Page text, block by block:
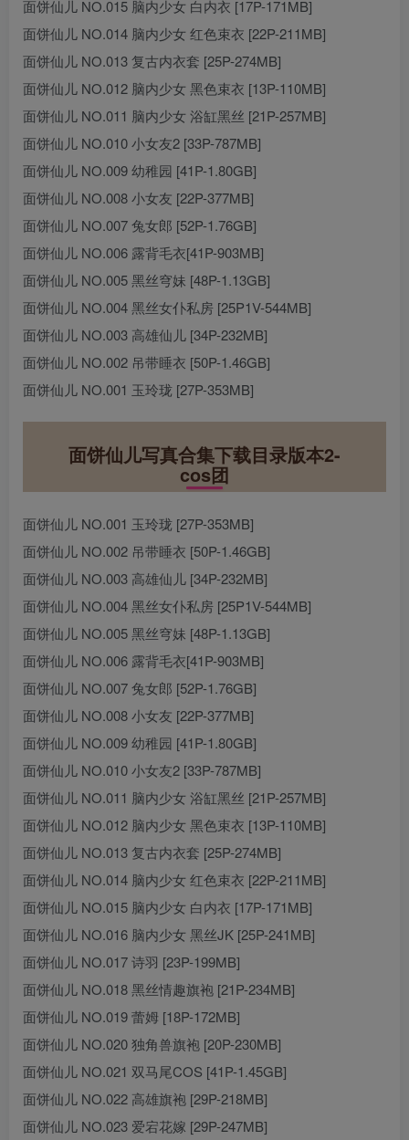
面饼仙儿 NO.015 脑内少女 白内衣 [17P-171MB]
面饼仙儿 NO.014 脑内少女 红色束衣 [22P-211MB]
面饼仙儿 NO.013 复古内衣套 [25P-274MB]
面饼仙儿 NO.012 脑内少女 黑色束衣 [13P-110MB]
面饼仙儿 NO.011 脑内少女 浴缸黑丝 [21P-257MB]
面饼仙儿 NO.010 小女友2 [33P-787MB]
面饼仙儿 NO.009 幼稚园 [41P-1.80GB]
面饼仙儿 NO.008 小女友 [22P-377MB]
面饼仙儿 NO.007 兔女郎 [52P-1.76GB]
面饼仙儿 NO.006 露背毛衣[41P-903MB]
面饼仙儿 NO.005 黑丝穹妹 [48P-1.13GB]
面饼仙儿 NO.004 黑丝女仆私房 [25P1V-544MB]
面饼仙儿 NO.003 高雄仙儿 [34P-232MB]
面饼仙儿 NO.002 吊带睡衣 [50P-1.46GB]
面饼仙儿 NO.001 玉玲珑 [27P-353MB]
面饼仙儿写真合集下载目录版本2-
cos团
面饼仙儿 NO.001 玉玲珑 [27P-353MB]
面饼仙儿 NO.002 吊带睡衣 [50P-1.46GB]
面饼仙儿 NO.003 高雄仙儿 [34P-232MB]
面饼仙儿 NO.004 黑丝女仆私房 [25P1V-544MB]
面饼仙儿 NO.005 黑丝穹妹 [48P-1.13GB]
面饼仙儿 NO.006 露背毛衣[41P-903MB]
面饼仙儿 NO.007 兔女郎 [52P-1.76GB]
面饼仙儿 NO.008 小女友 [22P-377MB]
面饼仙儿 NO.009 幼稚园 [41P-1.80GB]
面饼仙儿 NO.010 小女友2 [33P-787MB]
面饼仙儿 NO.011 脑内少女 浴缸黑丝 [21P-257MB]
面饼仙儿 NO.012 脑内少女 黑色束衣 [13P-110MB]
面饼仙儿 NO.013 复古内衣套 [25P-274MB]
面饼仙儿 NO.014 脑内少女 红色束衣 [22P-211MB]
面饼仙儿 NO.015 脑内少女 白内衣 [17P-171MB]
面饼仙儿 NO.016 脑内少女 黑丝JK [25P-241MB]
面饼仙儿 NO.017 诗羽 [23P-199MB]
面饼仙儿 NO.018 黑丝情趣旗袍 [21P-234MB]
面饼仙儿 NO.019 蕾姆 [18P-172MB]
面饼仙儿 NO.020 独角兽旗袍 [20P-230MB]
面饼仙儿 NO.021 双马尾COS [41P-1.45GB]
面饼仙儿 NO.022 高雄旗袍 [29P-218MB]
面饼仙儿 NO.023 爱宕花嫁 [29P-247MB]